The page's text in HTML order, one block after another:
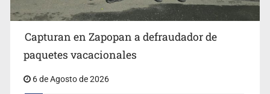
Capturan en Zapopan a defraudador de
paquetes vacacionales
6 de Agosto de 2026